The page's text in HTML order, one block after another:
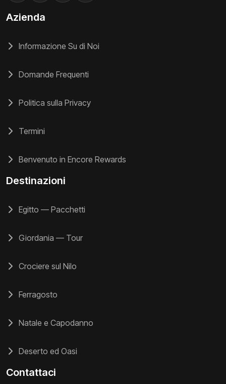
Azienda
Informazione Su di Noi
Domande Frequenti
Politica sulla Privacy
Termini
Benvenuto in Encore Rewards
Destinazioni
Egitto — Pacchetti
Giordania — Tour
Crociere sul Nilo
Ferragosto
Natale e Capodanno
Deserto ed Oasi
Contattaci